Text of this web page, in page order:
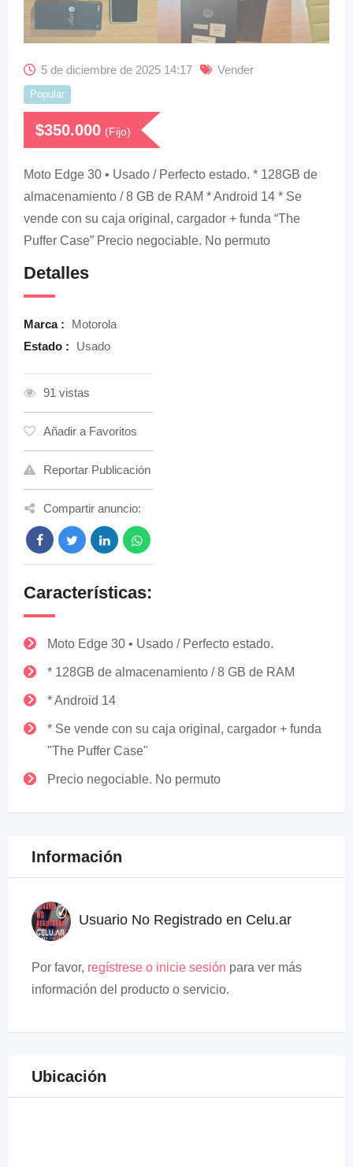
5 de diciembre de 2025 14:17 Vender
Popular
$350.000 (Fijo)
Moto Edge 30 • Usado / Perfecto estado. * 128GB de
almacenamiento / 8 GB de RAM * Android 14 * Se
vende con su caja original, cargador + funda “The
Puffer Case” Precio negociable. No permuto
Detalles
Marca :
Motorola
Estado :
Usado
91 vistas
Añadir a Favoritos
Reportar Publicación
Compartir anuncio:
Características:
Moto Edge 30 • Usado / Perfecto estado.
* 128GB de almacenamiento / 8 GB de RAM
* Android 14
* Se vende con su caja original, cargador + funda
"The Puffer Case"
Precio negociable. No permuto
Información
Usuario No Registrado en Celu.ar
Por favor, regístrese o inicie sesión para ver más
información del producto o servicio.
Ubicación